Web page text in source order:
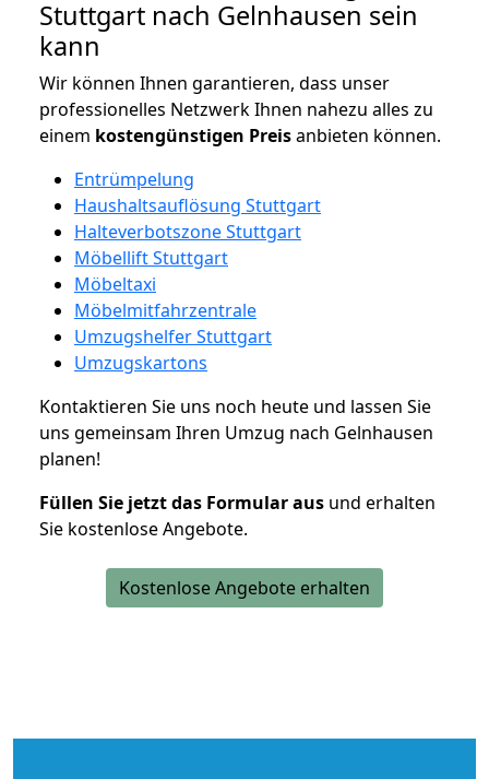
Stuttgart nach Gelnhausen sein
kann
Wir können Ihnen garantieren, dass unser
professionelles Netzwerk Ihnen nahezu alles zu
einem kostengünstigen Preisanbieten können.
Entrümpelung
Haushaltsauflösung Stuttgart
Halteverbotszone Stuttgart
Möbellift Stuttgart
Möbeltaxi
Möbelmitfahrzentrale
Umzugshelfer Stuttgart
Umzugskartons
Kontaktieren Sie uns noch heute und lassen Sie
uns gemeinsam Ihren Umzug nach Gelnhausen
planen!
Füllen Sie jetzt das Formular aus und erhalten
Sie kostenlose Angebote.
Kostenlose Angebote erhalten